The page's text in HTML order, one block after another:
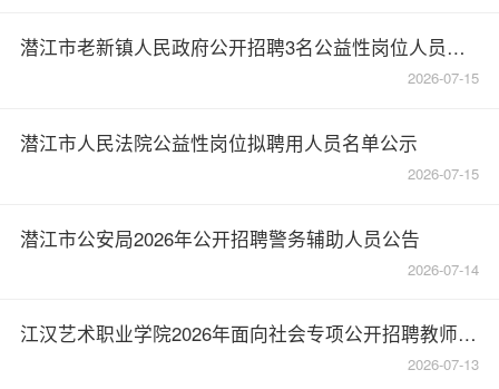
潜江市老新镇人民政府公开招聘3名公益性岗位人员的公告
2026-07-15
潜江市人民法院公益性岗位拟聘用人员名单公示
2026-07-15
潜江市公安局2026年公开招聘警务辅助人员公告
2026-07-14
江汉艺术职业学院2026年面向社会专项公开招聘教师、专职辅导员体检通知
2026-07-13